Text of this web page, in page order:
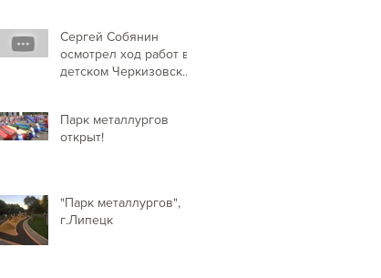
Сергей Собянин
осмотрел ход работ в
детском Черкизовском
Парк металлургов
открыт!
"Парк металлургов",
г.Липецк